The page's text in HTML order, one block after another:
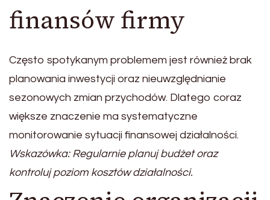
finansów firmy
Często spotykanym problemem jest również brak
planowania inwestycji oraz nieuwzględnianie
sezonowych zmian przychodów. Dlatego coraz
większe znaczenie ma systematyczne
monitorowanie sytuacji finansowej działalności.
Wskazówka: Regularnie planuj budżet oraz
kontroluj poziom kosztów działalności.